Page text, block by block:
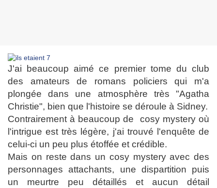
J'ai beaucoup aimé ce premier tome du club
des amateurs de romans policiers qui m'a
plongée dans une atmosphère très "Agatha
Christie", bien que l'histoire se déroule à Sidney.
Contrairement à beaucoup de cosy mystery où
l'intrigue est très légère, j'ai trouvé l'enquête de
celui-ci un peu plus étoffée et crédible.
Mais on reste dans un cosy mystery avec des
personnages attachants, une dispartition puis
un meurtre peu détaillés et aucun détail